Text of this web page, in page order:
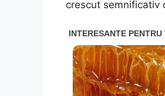
crescut semnificativ